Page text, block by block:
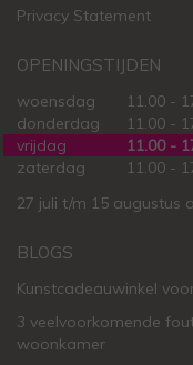
Privacy Statement
OPENINGSTIJDEN
woensdag
11.00 -
donderdag
11.00 -
vrijdag
11.00 -
zaterdag
11.00 -
27 juli t/m 15 augustus
BLOGS
Kunstcadeauwinkel
3 veelvoorkomende
woonkamer